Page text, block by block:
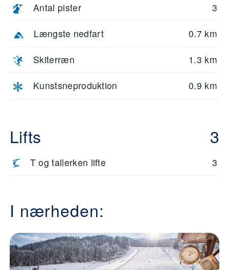
Antal pister 3
Længste nedfart 0.7 km
Skiterræn 1.3 km
Kunstsneproduktion 0.9 km
Lifts 3
T og tallerken lifte 3
I nærheden: